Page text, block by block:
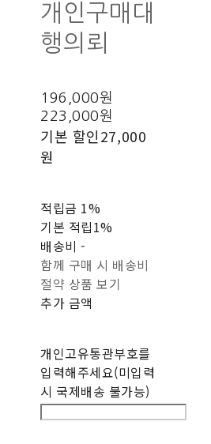
개인구매대
행의뢰
196,000원
223,000원
기본 할인27,000
원
적립금 1%
기본 적립1%
배송비-
함께 구매 시 배송비
절약 상품 보기
추가 금액
개인고유통관부호를
입력해주세요(미입력
시 국제배송 불가능)